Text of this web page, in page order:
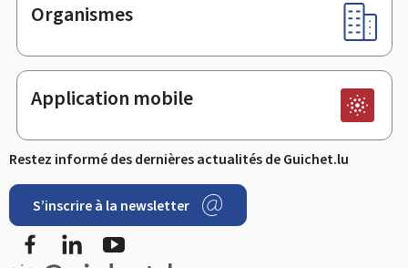
Organismes
Application mobile
Restez informé des dernières actualités de Guichet.lu
S’inscrire à la newsletter
FacebookLinkedIn